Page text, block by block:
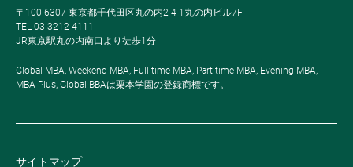
〒100-6307 東京都千代田区丸の内2-4-1丸の内ビル7F
TEL 03-3212-4111
JR東京駅丸の内南口より徒歩1分
Global MBA, Weekend MBA, Full-time MBA, Part-time MBA, Evening MBA,
MBA Plus, Global BBAは栗本学園の登録商標です。
サイトマップ